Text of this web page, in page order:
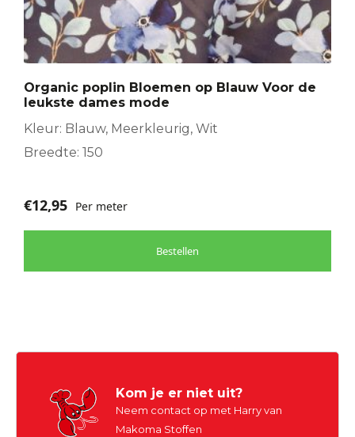
Organic poplin Bloemen op Blauw Voor de
leukste dames mode
Kleur: Blauw, Meerkleurig, Wit
Breedte: 150
€12,95 Per meter
Bestellen
Kom je er niet uit?
Neem contact op met Harry van
Makoma Stoffen